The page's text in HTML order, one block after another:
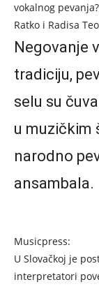
vokalnog pevanja?
Ratko i Radisa
Negovanje
tradiciju,
selu su
u muzičkim
narodno
ansambala.
Musicpress:
U Slovačkoj je
interpretatori